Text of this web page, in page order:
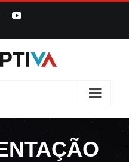
InstagramYouTube